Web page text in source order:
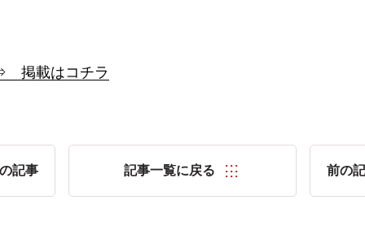
掲載はコチラ
記事 記事一覧に戻る 前の